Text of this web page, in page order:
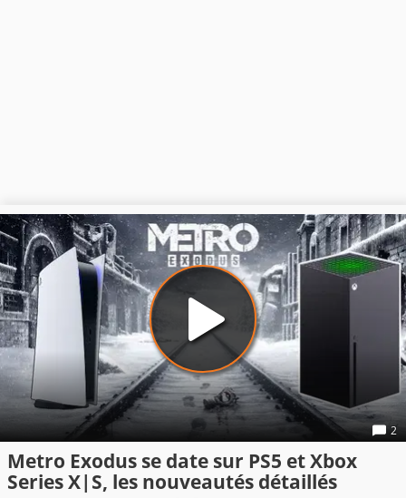
2
Metro Exodus se date sur PS5 et Xbox
Series X|S, les nouveautés détaillés